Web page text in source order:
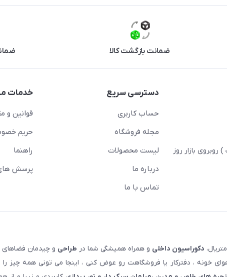
ضمانت بازگشت کالا
روبروی بازار روز
دسترسی سریع
حساب کاربری
مجله فروشگاه
لیست محصولات
درباره ما
تماس با ما
خدمات
قوانین و
حریم
راهنما
پرسش
دکوراسیون داخلی و همراه همیشگی شما در طراحی و چیدمان فضاهای
خونه ، دفترکار یا فروشگاهت رو عوض کنی ، اینجا می تونی همه چیز را